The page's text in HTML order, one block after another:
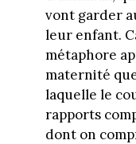
vont garder
leur enfant.
métaphore
maternité
laquelle le
rapports
dont on